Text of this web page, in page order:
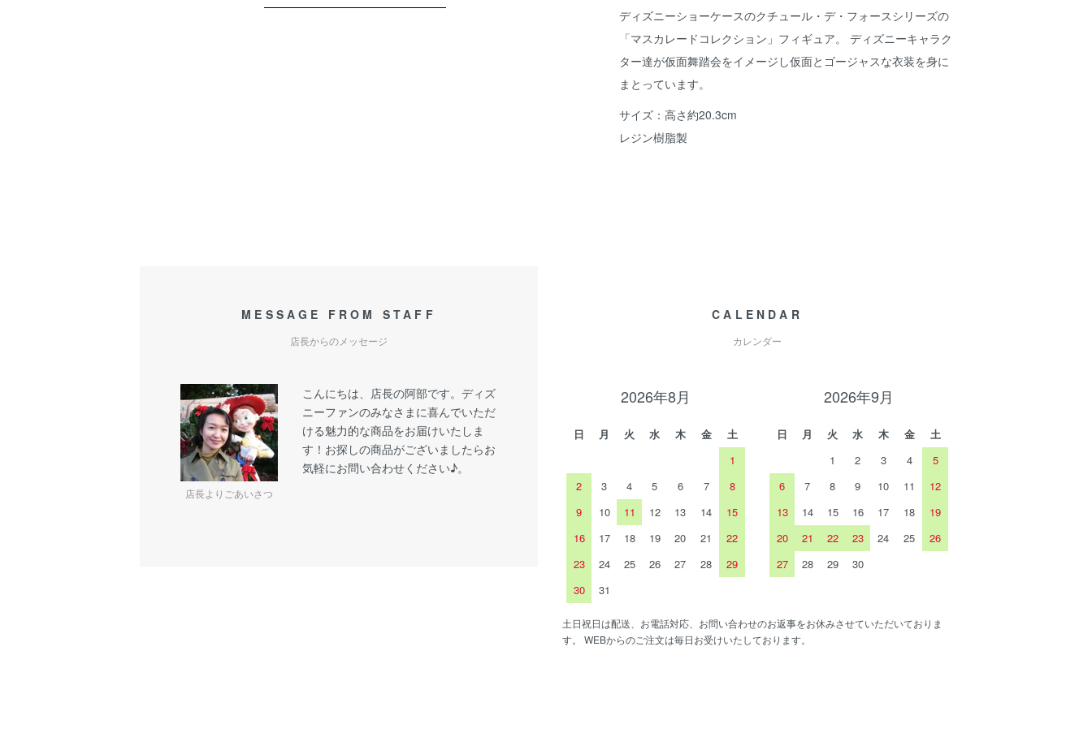
ディズニーショーケースのクチュール・デ・フォースシリーズの
「マスカレードコレクション」フィギュア。 ディズニーキャラク
ター達が仮面舞踏会をイメージし仮面とゴージャスな衣装を身に
まとっています。
サイズ：高さ約20.3cm
レジン樹脂製
MESSAGE FROM STAFF
店長からのメッセージ
店長よりごあいさつ
こんにちは、店長の阿部です。ディズ
ニーファンのみなさまに喜んでいただ
ける魅力的な商品をお届けいたしま
す！お探しの商品がございましたらお
気軽にお問い合わせください♪。
CALENDAR
カレンダー
2026年8月
日 月 火 水 木 金
土
1
2
3 4 5 6 7
8
9
10 11 12 13 14
15
16
17 18 19 20 21
22
23
24 25 26 27 28
29
30
31
2026年9月
日 月 火 水 木 金
土
1
2 3 4
5
6
7 8 9 10 11
12
13
14 15 16 17 18
19
20
21 22 23 24 25
26
27
28 29 30
土日祝日は配送、お電話対応、お問い合わせのお返事をお休みさせていただいておりま
す。 WEBからのご注文は毎日お受けいたしております。